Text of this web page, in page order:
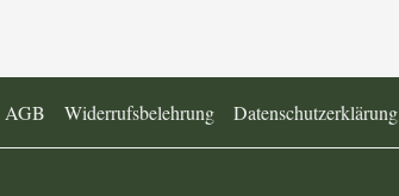
AGB Widerrufsbelehrung Datenschutzerklärung